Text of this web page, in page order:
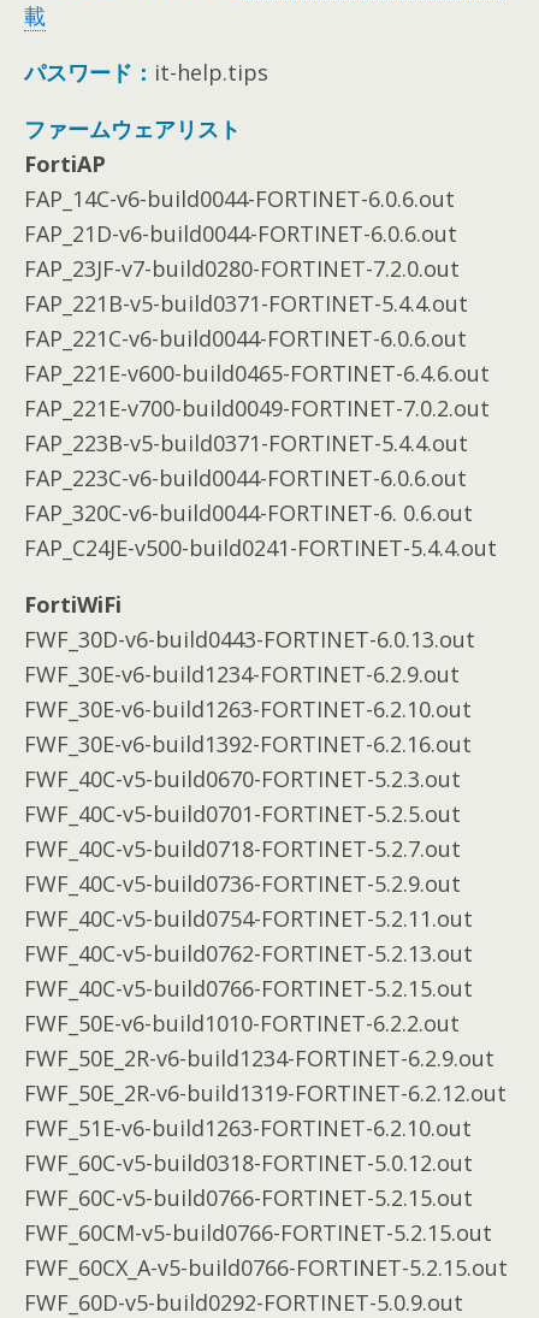
載
パスワード： it-help.tips
ファームウェアリスト
FortiAP
FAP_14C-v6-build0044-FORTINET-6.0.6.out
FAP_21D-v6-build0044-FORTINET-6.0.6.out
FAP_23JF-v7-build0280-FORTINET-7.2.0.out
FAP_221B-v5-build0371-FORTINET-5.4.4.out
FAP_221C-v6-build0044-FORTINET-6.0.6.out
FAP_221E-v600-build0465-FORTINET-6.4.6.out
FAP_221E-v700-build0049-FORTINET-7.0.2.out
FAP_223B-v5-build0371-FORTINET-5.4.4.out
FAP_223C-v6-build0044-FORTINET-6.0.6.out
FAP_320C-v6-build0044-FORTINET-6. 0.6.out
FAP_C24JE-v500-build0241-FORTINET-5.4.4.out
FortiWiFi
FWF_30D-v6-build0443-FORTINET-6.0.13.out
FWF_30E-v6-build1234-FORTINET-6.2.9.out
FWF_30E-v6-build1263-FORTINET-6.2.10.out
FWF_30E-v6-build1392-FORTINET-6.2.16.out
FWF_40C-v5-build0670-FORTINET-5.2.3.out
FWF_40C-v5-build0701-FORTINET-5.2.5.out
FWF_40C-v5-build0718-FORTINET-5.2.7.out
FWF_40C-v5-build0736-FORTINET-5.2.9.out
FWF_40C-v5-build0754-FORTINET-5.2.11.out
FWF_40C-v5-build0762-FORTINET-5.2.13.out
FWF_40C-v5-build0766-FORTINET-5.2.15.out
FWF_50E-v6-build1010-FORTINET-6.2.2.out
FWF_50E_2R-v6-build1234-FORTINET-6.2.9.out
FWF_50E_2R-v6-build1319-FORTINET-6.2.12.out
FWF_51E-v6-build1263-FORTINET-6.2.10.out
FWF_60C-v5-build0318-FORTINET-5.0.12.out
FWF_60C-v5-build0766-FORTINET-5.2.15.out
FWF_60CM-v5-build0766-FORTINET-5.2.15.out
FWF_60CX_A-v5-build0766-FORTINET-5.2.15.out
FWF_60D-v5-build0292-FORTINET-5.0.9.out